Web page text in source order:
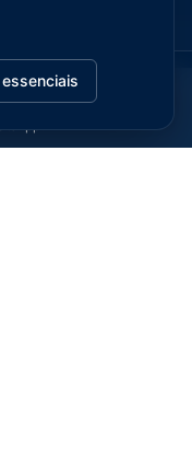
Toolkit R$597
não trava
sistema de